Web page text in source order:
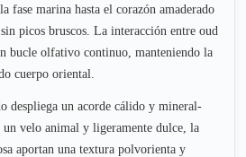
fase marina hasta el corazón amaderado
picos bruscos. La interacción entre oud
bucle olfativo continuo, manteniendo la
cuerpo oriental.
despliega un acorde cálido y mineral-
velo animal y ligeramente dulce, la
aportan una textura polvorienta y